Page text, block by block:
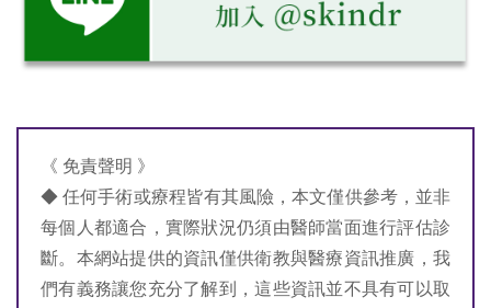
《 免責聲明 》
◆ 任何手術或療程皆有其風險，本文僅供參考，並非
每個人都適合，實際狀況仍須由醫師當面進行評估診
斷。本網站提供的資訊僅供衛教與醫療資訊推廣，我
們有義務讓您充分了解到，這些資訊並不具有可以取